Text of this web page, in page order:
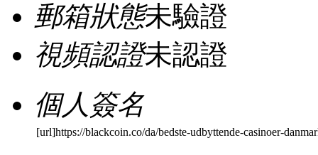
郵箱狀態未驗證
視頻認證未認證
個人簽名
[url]https://blackcoin.co/da/bedste-udbyttende-casinoer-